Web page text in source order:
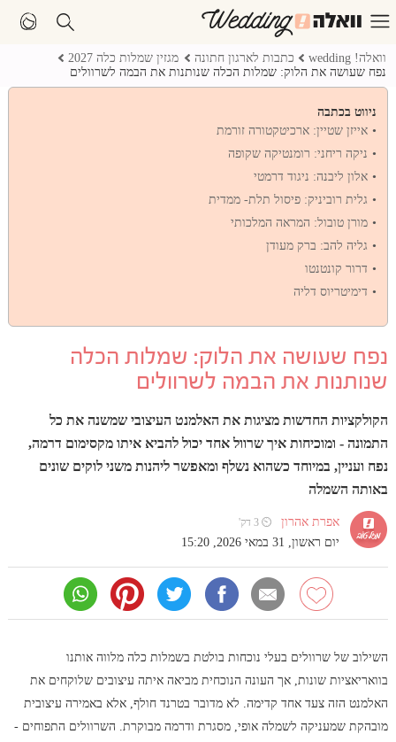
וואלה! wedding כתבות לארגון חתונה
מגזין שמלות כלה 2027
נפח שעושה את הלוק: שמלות הכלה שנותנות את הבמה לשרוולים
ניווט בכתבה
אייזן שטיין: ארכיטקטורה זורמת
ניקה ריחני: רומנטיקה שקופה
אלון ליבנה: ניגוד דרמטי
גלית רוביניק: פיסול תלת- ממדית
מורן טובול: המראה המלכותי
גליה להב: ברק מעודן
דרור קונטנטו
דימיטריוס דליה
נפח שעושה את הלוק: שמלות הכלה
שנותנות את הבמה לשרוולים
הקולקציות החדשות מציגות את האלמנט העיצובי שמשנה את כל
התמונה - ומוכיחות איך שרוול אחד יכול להביא איתו מקסימום דרמה,
נפח ועניין, במיוחד כשהוא נשלף ומאפשר ליהנות משני לוקים שונים
באותה השמלה
אפרת אהרון ⏲ 3 דק'
יום ראשון, 31 במאי 2026, 15:20
השילוב של שרוולים בעלי נוכחות בולטת בשמלות כלה מלווה אותנו
בוואריאציות שונות, אך העונה הנוכחית מביאה איתה עיצובים שלוקחים את
האלמנט הזה צעד אחד קדימה. לא מדובר בטרנד חולף, אלא באמירה עיצובית
מובהקת שמעניקה לשמלה אופי, מסגרת ודרמה מבוקרת. השרוולים התפוחים -